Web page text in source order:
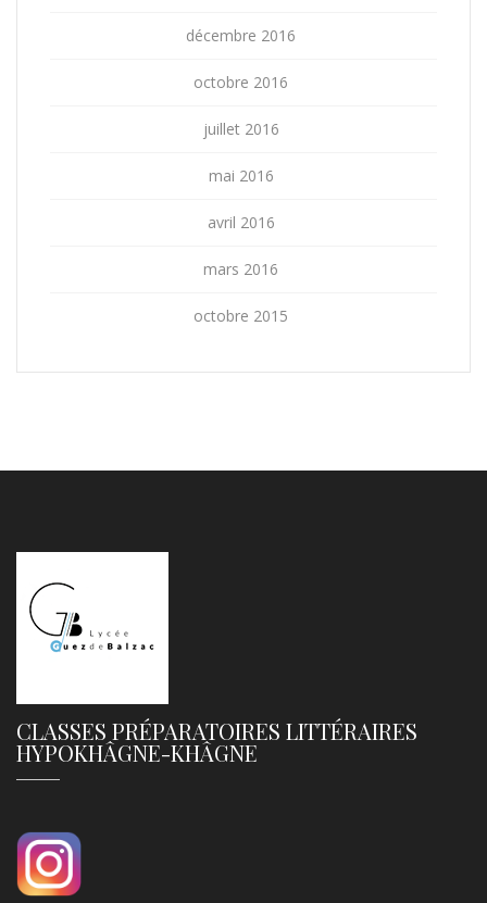
décembre 2016
octobre 2016
juillet 2016
mai 2016
avril 2016
mars 2016
octobre 2015
CLASSES PRÉPARATOIRES LITTÉRAIRES
HYPOKHÂGNE-KHÂGNE